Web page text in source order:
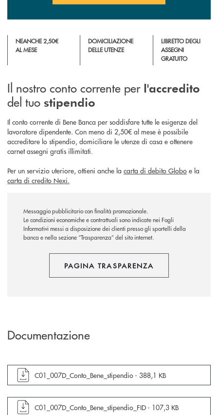
NEANCHE 2,50€
AL MESE
DOMICILIAZIONE
DELLE UTENZE
LIBRETTO DEGLI
ASSEGNI
GRATUITO
Il nostro conto corrente per l'accredito
del tuo stipendio
Il conto corrente di Bene Banca per soddisfare tutte le esigenze del
lavoratore dipendente. Con meno di 2,50€ al mese è possibile
accreditare lo stipendio, domiciliare le utenze di casa e ottenere
carnet assegni gratis illimitati.
Per un servizio uteriore, ottieni anche la carta di debito Globo e la
carta di credito Nexi.
Messaggio pubblicitario con finalità promozionale.
Le condizioni economiche e contrattuali sono indicate nei Fogli
Informativi messi a disposizione dei clienti presso gli sportelli della
banca e nella sezione “Trasparenza” del sito internet.
PAGINA TRASPARENZA
Documentazione
apre documento in una nuova finestra
C01_007D_Conto_Bene_stipendio - 388,1 KB
apre documento in una nuova finestra
C01_007D_Conto_Bene_stipendio_FID - 107,3 KB